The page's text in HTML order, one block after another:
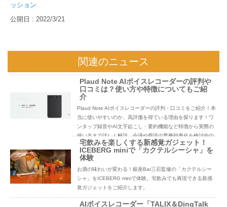
ッション
公開日 : 2022/3/21
関連のニュース
Plaud Note AIボイスレコーダーの評判や
口コミは？使い方や特徴についてもご紹
介
Plaud Note AIボイスレコーダーの評判・口コミをご紹介！本
当に使いやすいのか、高評価を得ている理由を探ります！ワ
ンタップ録音やAI文字起こし・要約機能など特徴から実際の
使い方まで詳しく解説。会議や商談の業務効率化を検討中の
方必見です。
宅飲みを楽しくする新感覚ガジェット！
ICEBERG miniで「カクテルシーシャ」を
体験
お酒の味わいが変わる！銀座Bar三石監修の「カクテルシー
シャ」をICEBERG miniで体験。宅飲みでも再現できる新感
覚ガジェットをご紹介します。
AIボイスレコーダー「TALIX＆DingTalk